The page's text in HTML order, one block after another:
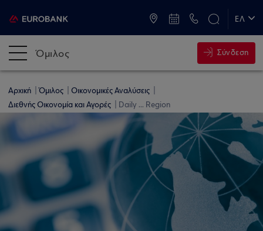
ΕΛ
Όμιλος Σύνδεση
Αρχική Όμιλος
Οικονομικές Αναλύσεις
Διεθνής Οικονομία και Αγορές
Daily ... Region